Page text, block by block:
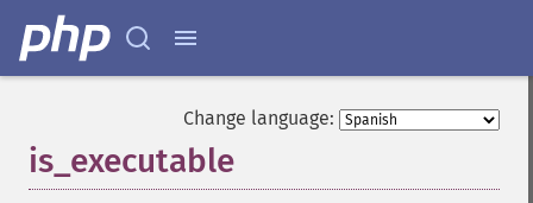
Change language:
is_executable